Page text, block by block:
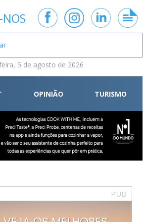
5 de agosto de 2026
OPINIÃO TURISMO
PUB